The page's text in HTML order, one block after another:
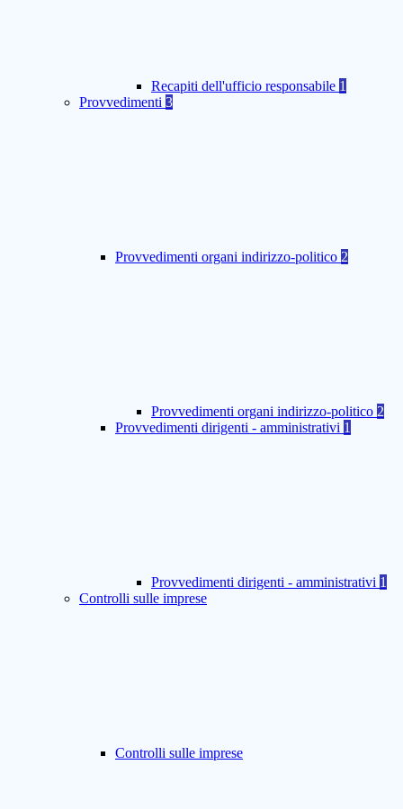
Recapiti dell'ufficio responsabile 1
Provvedimenti 3
Provvedimenti organi indirizzo-politico 2
Provvedimenti organi indirizzo-politico 2
Provvedimenti dirigenti - amministrativi 1
Provvedimenti dirigenti - amministrativi 1
Controlli sulle imprese
Controlli sulle imprese